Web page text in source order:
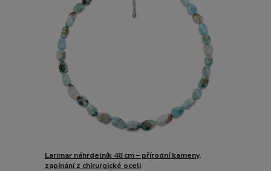
Larimar náhrdelník 48 cm – přírodní kameny,
zapínání z chirurgické oceli